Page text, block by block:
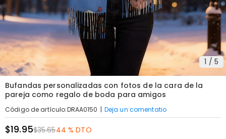
1 / 5
Bufandas personalizadas con fotos de la cara de la
pareja como regalo de boda para amigos
Código de artículo:DRAA0150 | Deja un comentatio
$19.95$35.6544 % DTO